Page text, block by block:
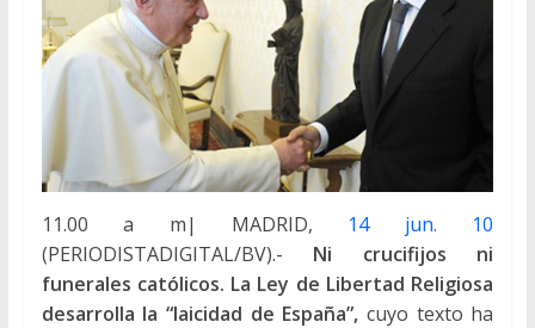
11.00 a m| MADRID, 14 jun. 10
(PERIODISTADIGITAL/BV).- Ni crucifijos ni
funerales católicos. La Ley de Libertad Religiosa
desarrolla la “laicidad de España”, cuyo texto ha